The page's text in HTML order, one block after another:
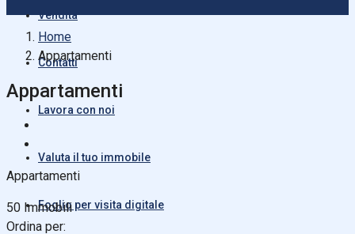
Vendita
Contatti
Lavora con noi
Valuta il tuo immobile
Foglio per visita digitale
Home
Appartamenti
Appartamenti
Appartamenti
50 Immobili
Ordina per: